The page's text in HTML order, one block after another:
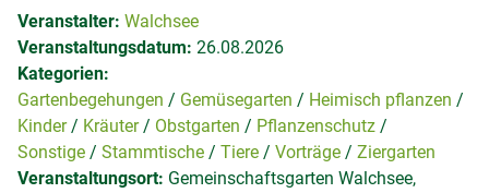
Veranstalter: Walchsee
Veranstaltungsdatum: 26.08.2026
Kategorien:
Gartenbegehungen
Gemüsegarten
Heimisch pflanzen
Kinder
Kräuter Obstgarten
Pflanzenschutz
Sonstige
Stammtische Tiere Vorträge
Ziergarten
Veranstaltungsort: Gemeinschaftsgarten Walchsee,